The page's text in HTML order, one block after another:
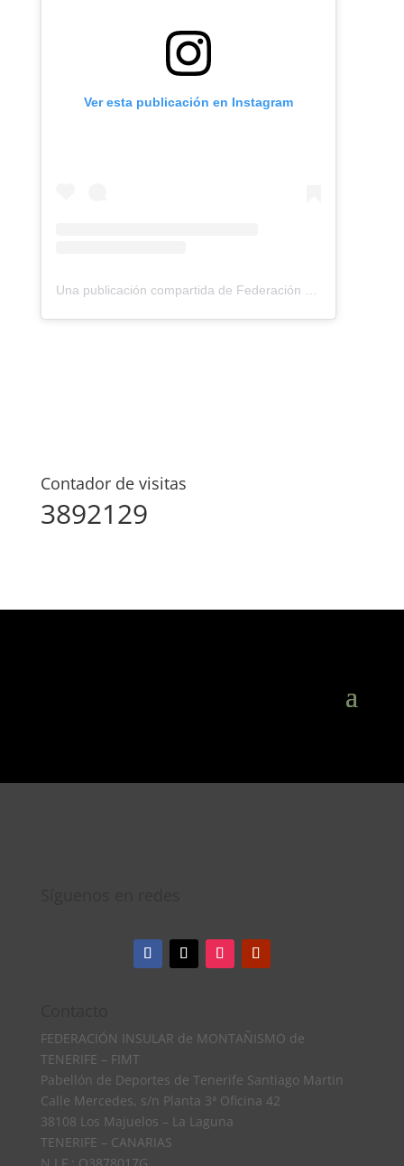
Ver esta publicación en Instagram
Una publicación compartida de Federación Montañismo Tenerife (@federacion_montanismo_tenerife)
Contador de visitas
3892129
FEDERACIÓN INSULAR de MONTAÑISMO de
TENERIFE – FIMT
Pabellón de Deportes de Tenerife Santiago Martin
Calle Mercedes, s/n Planta 3ª Oficina 42
38108 Los Majuelos – La Laguna
TENERIFE – CANARIAS